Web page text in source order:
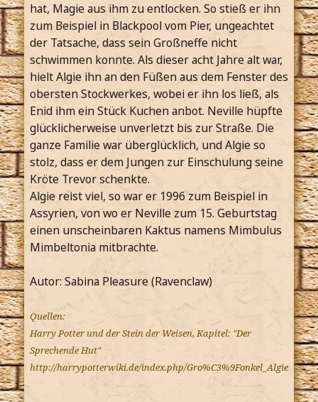
hat, Magie aus ihm zu entlocken. So stieß er ihn
zum Beispiel in Blackpool vom Pier, ungeachtet
der Tatsache, dass sein Großneffe nicht
schwimmen konnte. Als dieser acht Jahre alt war,
hielt Algie ihn an den Füßen aus dem Fenster des
obersten Stockwerkes, wobei er ihn los ließ, als
Enid ihm ein Stück Kuchen anbot. Neville hüpfte
glücklicherweise unverletzt bis zur Straße. Die
ganze Familie war überglücklich, und Algie so
stolz, dass er dem Jungen zur Einschulung seine
Kröte Trevor schenkte.
Algie reist viel, so war er 1996 zum Beispiel in
Assyrien, von wo er Neville zum 15. Geburtstag
einen unscheinbaren Kaktus namens Mimbulus
Mimbeltonia mitbrachte.
Autor: Sabina Pleasure (Ravenclaw)
Quellen:
Harry Potter und der Stein der Weisen, Kapitel: "Der
Sprechende Hut"
http://harrypotterwiki.de/index.php/Gro%C3%9Fonkel_Algie